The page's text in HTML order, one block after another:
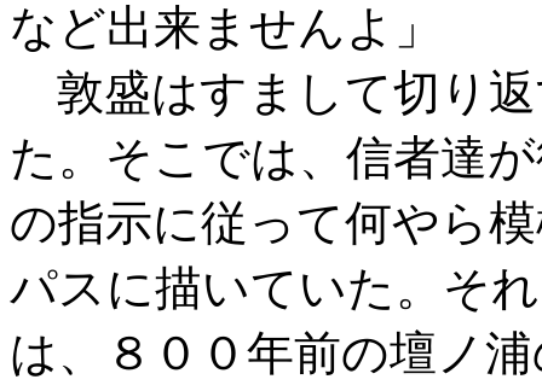
など出来ませんよ」
敦盛はすまして切り
た。そこでは、信者達
の指示に従って何やら
パスに描いていた。それ
は、８００年前の壇ノ